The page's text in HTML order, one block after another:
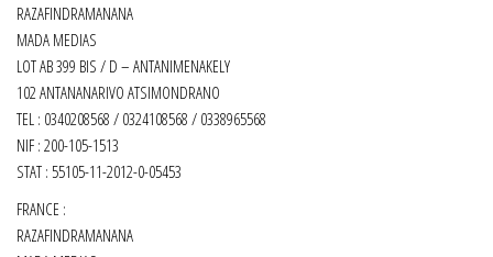
RAZAFINDRAMANANA
MADA MEDIAS
LOT AB 399 BIS / D – ANTANIMENAKELY
102 ANTANANARIVO ATSIMONDRANO
TEL : 0340208568 / 0324108568 / 0338965568
NIF : 200-105-1513
STAT : 55105-11-2012-0-05453
FRANCE :
RAZAFINDRAMANANA